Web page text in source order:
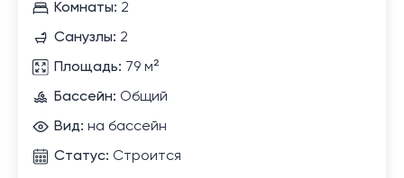
Комнаты: 2
Санузлы: 2
Площадь: 79 м²
Бассейн: Общий
Вид: на бассейн
Статус: Строится